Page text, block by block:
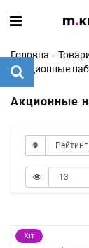
Головна
Акционные
Акционные
Хіт